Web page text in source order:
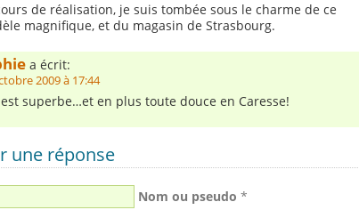
de réalisation, je suis tombée sous le charme de ce
magnifique, et du magasin de Strasbourg.
a écrit:
2009 à 17:44
superbe…et en plus toute douce en Caresse!
une réponse
Nom ou pseudo *